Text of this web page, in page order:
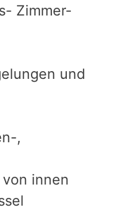
Zimmer-
und
,
innen